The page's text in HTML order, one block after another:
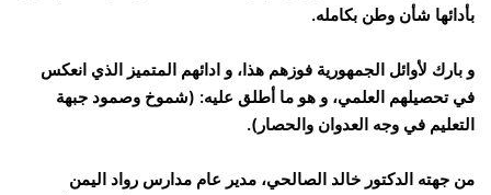
بأدائها شأن وطن بكامله.
و بارك لأوائل الجمهورية فوزهم هذا، و ادائهم المتميز الذي انعكس
في تحصيلهم العلمي، و هو ما أطلق عليه: (شموخ وصمود جبهة
التعليم في وجه العدوان والحصار).
من جهته الدكتور خالد الصالحي، مدير عام مدارس رواد اليمن